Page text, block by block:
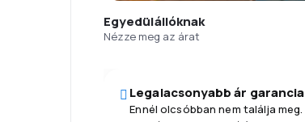
Egyedülállóknak
Nézze meg az árat
Legalacsonyabb ár garancia
Ennél olcsóbban nem találja meg.